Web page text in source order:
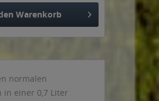
Warenkorb
normalen
in einer 0,7 Liter